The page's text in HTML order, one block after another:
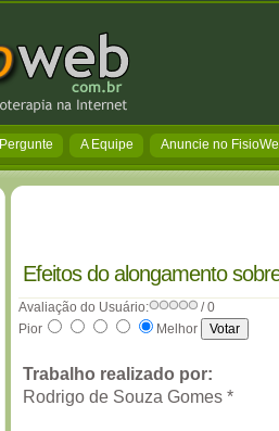
Pergunte A Equipe Anuncie no
Efeitos do alongamento
Avaliação do Usuário:
/ 0
Pior
Melhor
Trabalho realizado por:
Rodrigo de Souza Gomes *